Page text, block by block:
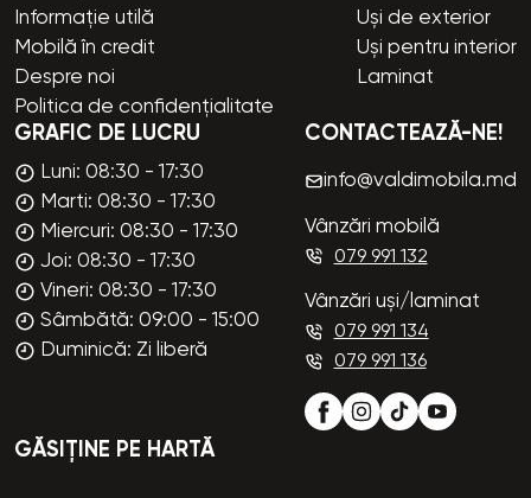
Informație utilă
Mobilă în credit
Despre noi
Politica de confidențialitate
Uși de exterior
Uși pentru interior
Laminat
GRAFIC DE LUCRU
Luni: 08:30 - 17:30
Marti: 08:30 - 17:30
Miercuri: 08:30 - 17:30
Joi: 08:30 - 17:30
Vineri: 08:30 - 17:30
Sâmbătă: 09:00 - 15:00
Duminică: Zi liberă
CONTACTEAZĂ-NE!
info@valdimobila.md
Vânzări mobilă
079 991 132
Vânzări uși/laminat
079 991 134
079 991 136
GĂSIȚINE PE HARTĂ